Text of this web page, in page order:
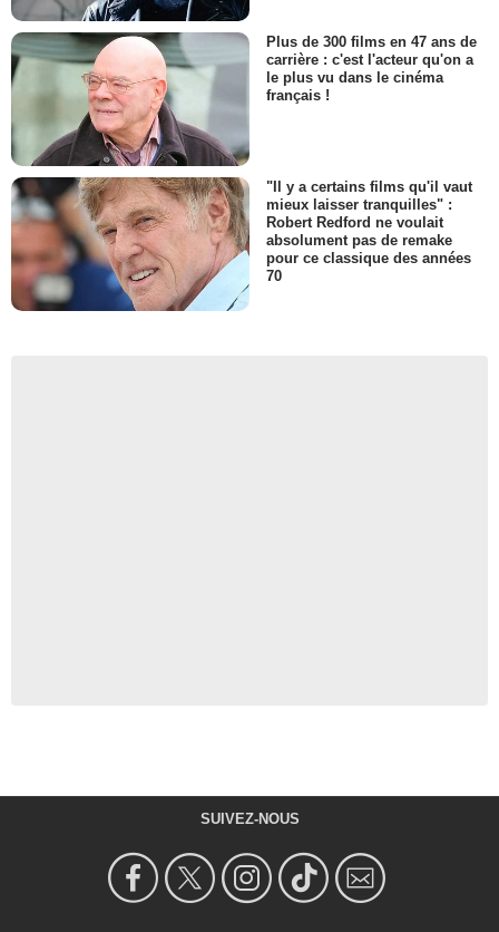
Plus de 300 films en 47 ans de
carrière : c'est l'acteur qu'on a
le plus vu dans le cinéma
français !
"Il y a certains films qu'il vaut
mieux laisser tranquilles" :
Robert Redford ne voulait
absolument pas de remake
pour ce classique des années
70
SUIVEZ-NOUS